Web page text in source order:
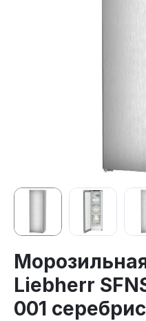
Liebherr
001